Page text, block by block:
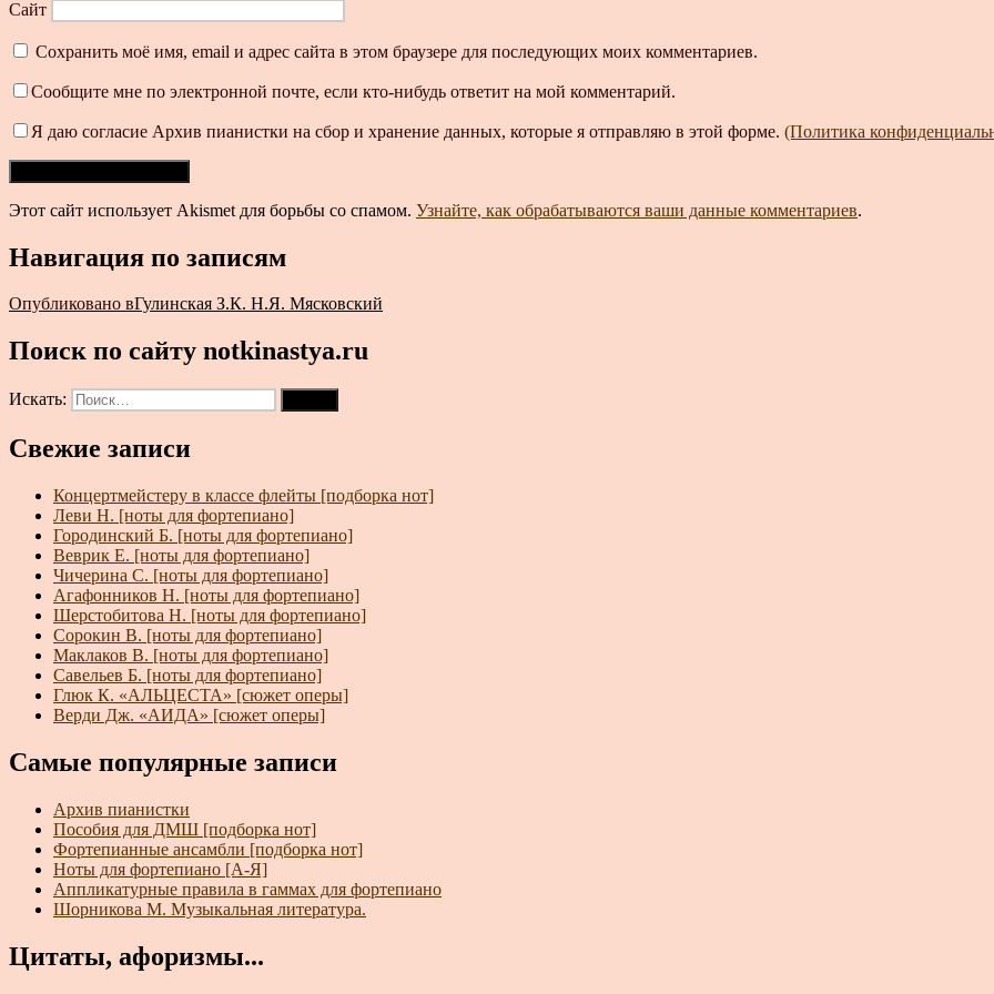
Сайт
Сохранить моё имя, email и адрес сайта в этом браузере для последующих моих комментариев.
Сообщите мне по электронной почте, если кто-нибудь ответит на мой комментарий.
Я даю согласие Архив пианистки на сбор и хранение данных, которые я отправляю в этой форме. (Политика
Этот сайт использует Akismet для борьбы со спамом. Узнайте, как обрабатываются ваши данные комментариев.
Навигация по записям
Опубликовано вГулинская З.К. Н.Я. Мясковский
Поиск по сайту notkinastya.ru
Искать:
Свежие записи
Концертмейстеру в классе флейты [подборка нот]
Леви Н. [ноты для фортепиано]
Городинский Б. [ноты для фортепиано]
Веврик Е. [ноты для фортепиано]
Чичерина С. [ноты для фортепиано]
Агафонников Н. [ноты для фортепиано]
Шерстобитова Н. [ноты для фортепиано]
Сорокин В. [ноты для фортепиано]
Маклаков В. [ноты для фортепиано]
Савельев Б. [ноты для фортепиано]
Глюк К. «АЛЬЦЕСТА» [сюжет оперы]
Верди Дж. «АИДА» [сюжет оперы]
Самые популярные записи
Архив пианистки
Пособия для ДМШ [подборка нот]
Фортепианные ансамбли [подборка нот]
Ноты для фортепиано [А-Я]
Аппликатурные правила в гаммах для фортепиано
Шорникова М. Музыкальная литература.
Цитаты, афоризмы...